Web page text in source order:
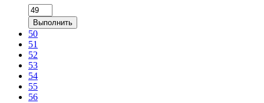
Выполнить
50
51
52
53
54
55
56